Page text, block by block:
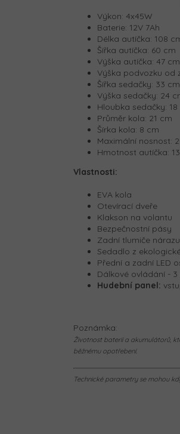
Výkon: 4x45W
Baterie: 12V 7Ah
Délka autíčka: 108
Šířka autíčka: 60 cm
Výška autíčka: 47 cm
Výška podvozku od
Šířka sedačky: 33 cm
Výška sedačky: 24
Hloubka sedačky: 18
Průměr kola: 21 cm
Šírka kola: 8 cm
Maximální nosnost:
Hmotnost autíčka:
Vlastnosti:
EVA kola
Otevírací dveře
Klakson na volantu
Bezpečnostní pásy
Zadní tlumiče nárazu
Sedadlo z
Přední a zadní LED
Dálkové ovládání -
Hudební panel:
Poznámka:
Životnost baterií a akumulátorů,
běžnému opotřebení.
Technické parametry se mohou